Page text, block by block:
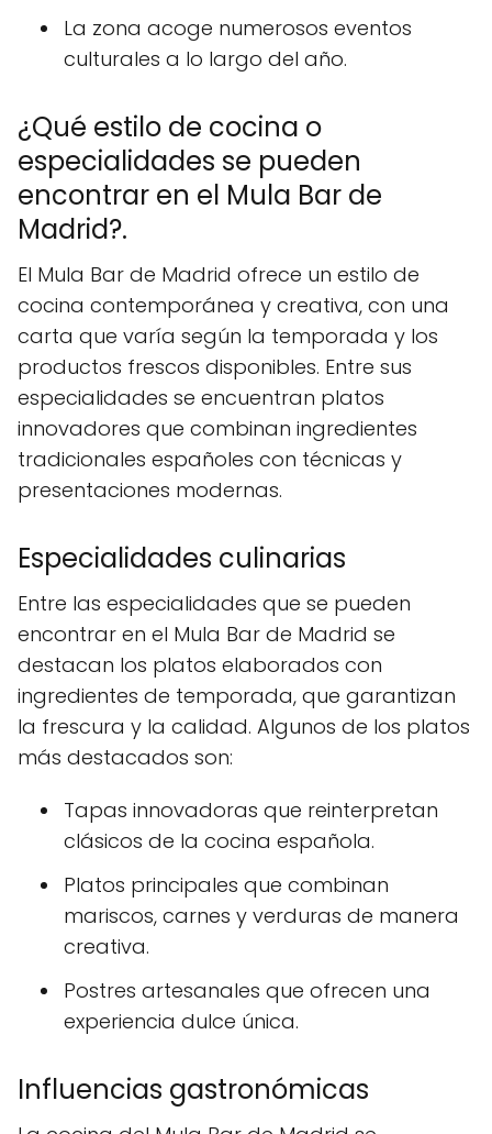
La zona acoge numerosos eventos
culturales a lo largo del año.
¿Qué estilo de cocina o
especialidades se pueden
encontrar en el Mula Bar de
Madrid?.
El Mula Bar de Madrid ofrece un estilo de
cocina contemporánea y creativa, con una
carta que varía según la temporada y los
productos frescos disponibles. Entre sus
especialidades se encuentran platos
innovadores que combinan ingredientes
tradicionales españoles con técnicas y
presentaciones modernas.
Especialidades culinarias
Entre las especialidades que se pueden
encontrar en el Mula Bar de Madrid se
destacan los platos elaborados con
ingredientes de temporada, que garantizan
la frescura y la calidad. Algunos de los platos
más destacados son:
Tapas innovadoras que reinterpretan
clásicos de la cocina española.
Platos principales que combinan
mariscos, carnes y verduras de manera
creativa.
Postres artesanales que ofrecen una
experiencia dulce única.
Influencias gastronómicas